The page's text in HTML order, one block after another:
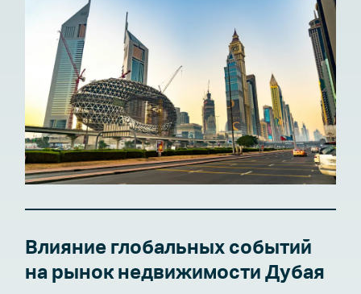
Влияние глобальных событий
на рынок недвижимости Дубая